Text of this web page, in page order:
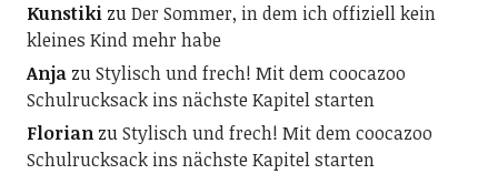
KunstikizuDer Sommer, in dem ich offiziell kein
kleines Kind mehr habe
AnjazuStylisch und frech! Mit dem coocazoo
Schulrucksack ins nächste Kapitel starten
FlorianzuStylisch und frech! Mit dem coocazoo
Schulrucksack ins nächste Kapitel starten